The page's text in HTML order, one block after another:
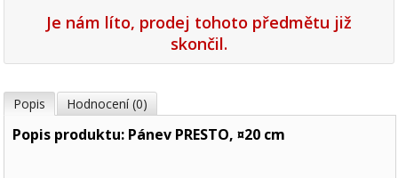
Je nám líto, prodej tohoto předmětu již
skončil.
Popis Hodnocení (0)
Popis produktu: Pánev PRESTO, ¤20 cm